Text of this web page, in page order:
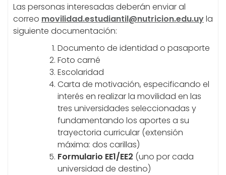
Las personas interesadas deberán enviar al
correo movilidad.estudiantil@nutricion.edu.uyla
siguiente documentación:
Documento de identidad o pasaporte
Foto carné
Escolaridad
Carta de motivación, especificando el
interés en realizar la movilidad en las
tres universidades seleccionadas y
fundamentando los aportes a su
trayectoria curricular (extensión
máxima: dos carillas)
Formulario EE1/EE2 (uno por cada
universidad de destino)